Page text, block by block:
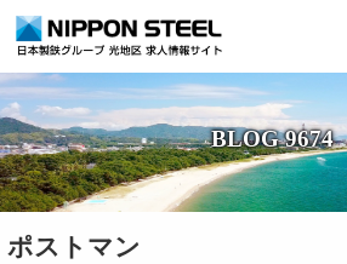
BLOG 9674
ポストマン